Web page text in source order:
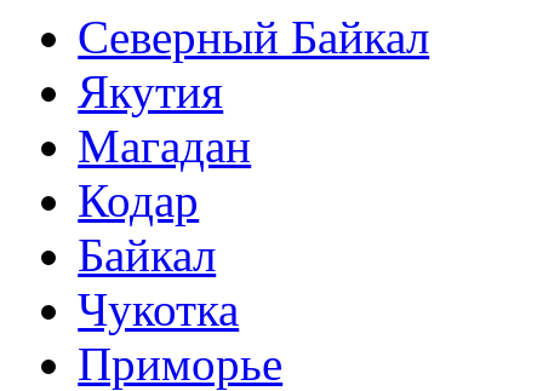
Северный Байкал
Якутия
Магадан
Кодар
Байкал
Чукотка
Приморье